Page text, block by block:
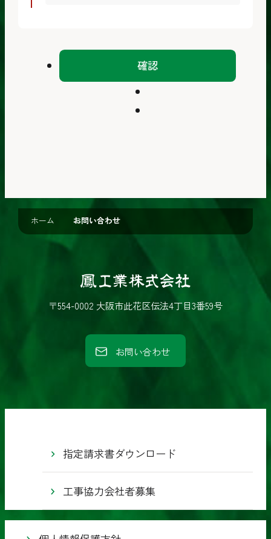
確認
ホーム お問い合わせ
鳳
工
株
〒554-0002 大阪市此花区伝法4丁目3番59号
お問い合わせ
指定請求書ダウンロード
工事協力会社者募集